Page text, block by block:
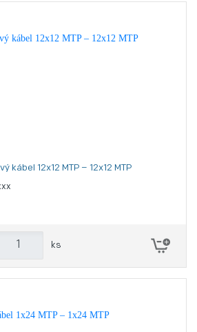
kábel 12x12 MTP – 12x12 MTP
ks